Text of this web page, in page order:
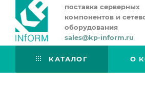
поставка серверных
компонентов и
оборудования
sales@kp-inform.ru
КАТАЛОГ О